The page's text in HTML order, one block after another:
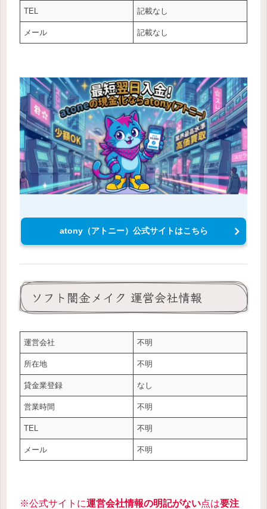
TEL 記載なし
メール 記載なし
atony（アトニー）公式サイトはこちら
ソフト闇金メイク 運営会社情報
運営会社 不明
所在地 不明
貸金業登録 なし
営業時間 不明
TEL 不明
メール 不明
※公式サイトに運営会社情報の明記がない点は要注